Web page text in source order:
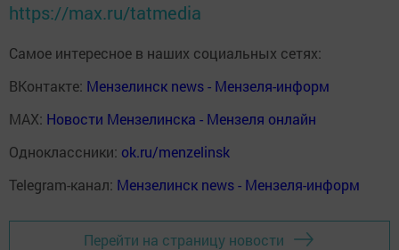
https://max.ru/tatmedia
Самое интересное в наших социальных сетях:
ВКонтакте: Мензелинск news - Мензеля-информ
MAX: Новости Мензелинска - Мензеля онлайн
Одноклассники: ok.ru/menzelinsk
Telegram-канал: Мензелинск news - Мензеля-информ
Перейти на страницу новости